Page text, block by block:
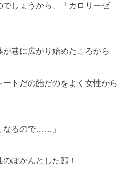
でしょうから、「カロリーゼ
巷に広がり始めたころから
ートだの飴だのをよく女性から
なるので……」
ぽかんとした顔！